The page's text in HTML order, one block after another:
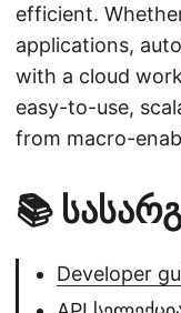
efficient.
applications,
with a cloud
easy-to-use,
from macro-
📚
Developer